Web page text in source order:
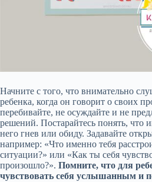
Начните с того, что внимательно
ребенка, когда он говорит о своих
перебивайте, не осуждайте и не
решений. Постарайтесь понять, что
него гнев или обиду. Задавайте
например: «Что именно тебя
ситуации?» или «Как ты себя
произошло?». Помните, что для
чувствовать себя услышанным и